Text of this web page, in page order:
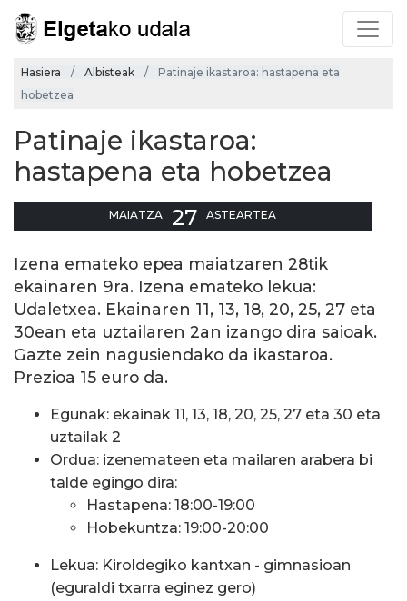
Hasiera Albisteak
Patinaje ikastaroa: hastapena eta
hobetzea
Patinaje ikastaroa:
hastapena eta hobetzea
MAIATZA 27 ASTEARTEA
Izena emateko epea maiatzaren 28tik
ekainaren 9ra. Izena emateko lekua:
Udaletxea. Ekainaren 11, 13, 18, 20, 25, 27 eta
30ean eta uztailaren 2an izango dira saioak.
Gazte zein nagusiendako da ikastaroa.
Prezioa 15 euro da.
Egunak: ekainak 11, 13, 18, 20, 25, 27 eta 30 eta
uztailak 2
Ordua: izenemateen eta mailaren arabera bi
talde egingo dira:
Hastapena: 18:00-19:00
Hobekuntza: 19:00-20:00
Lekua: Kiroldegiko kantxan - gimnasioan
(eguraldi txarra eginez gero)